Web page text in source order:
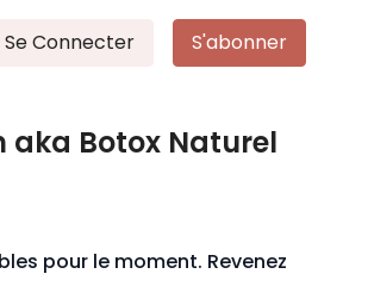
Se Connecter S'abonner
aka Botox Naturel
pour le moment. Revenez